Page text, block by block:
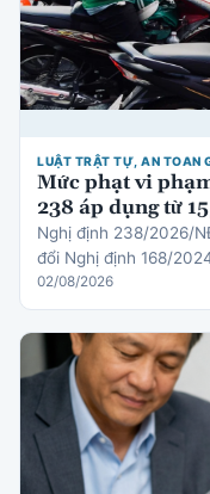
LUẬT TRẬT TỰ, AN TOAN
Mức phạt vi
238 áp dụng từ
Nghị định 238/2026/
đổi Nghị định 168/
thiết bị an toàn cho
02/08/2026